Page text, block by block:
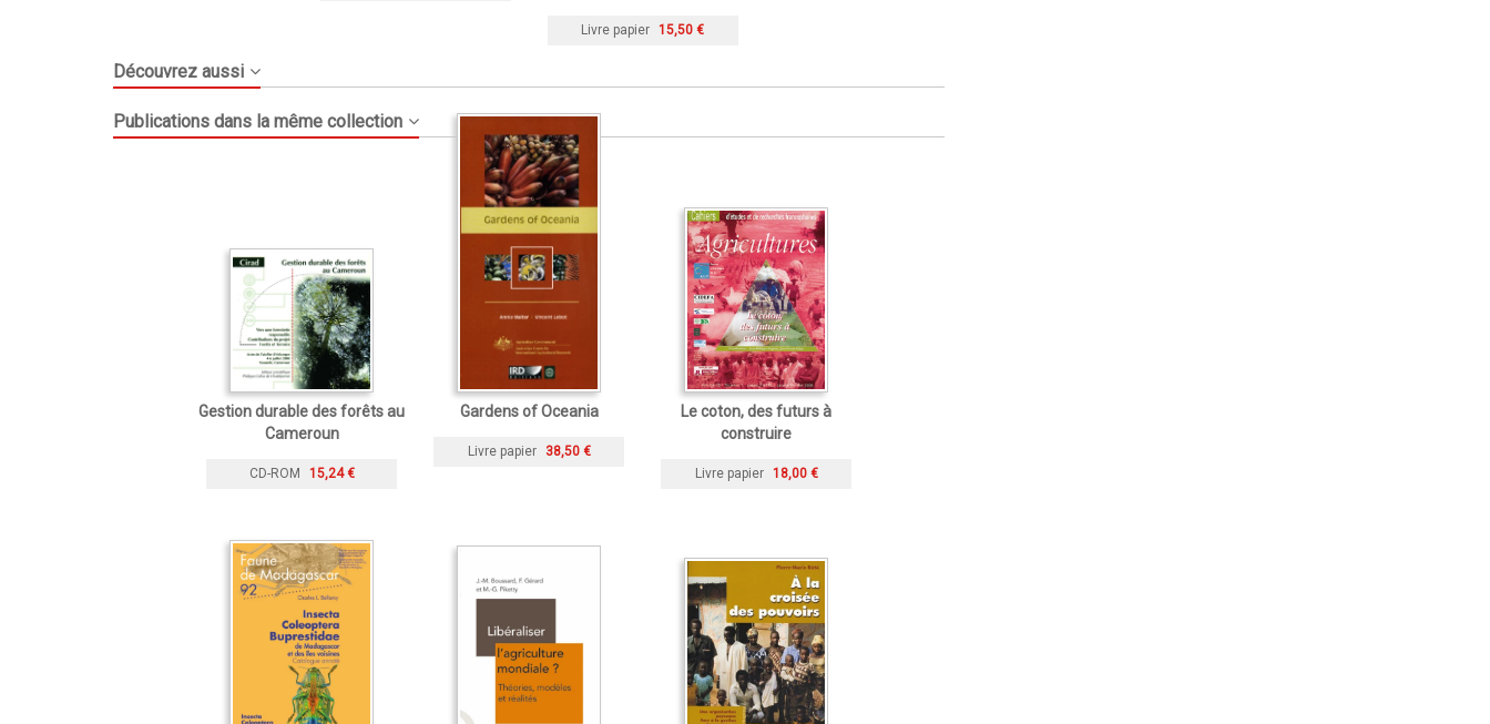
Livre papier 15,50 €
Découvrez aussi
Publications dans la même collection
Gestion durable des forêts au
Cameroun
CD-ROM 15,24 €
Gardens of Oceania
Livre papier 38,50 €
Le coton, des futurs à
construire
Livre papier 18,00 €